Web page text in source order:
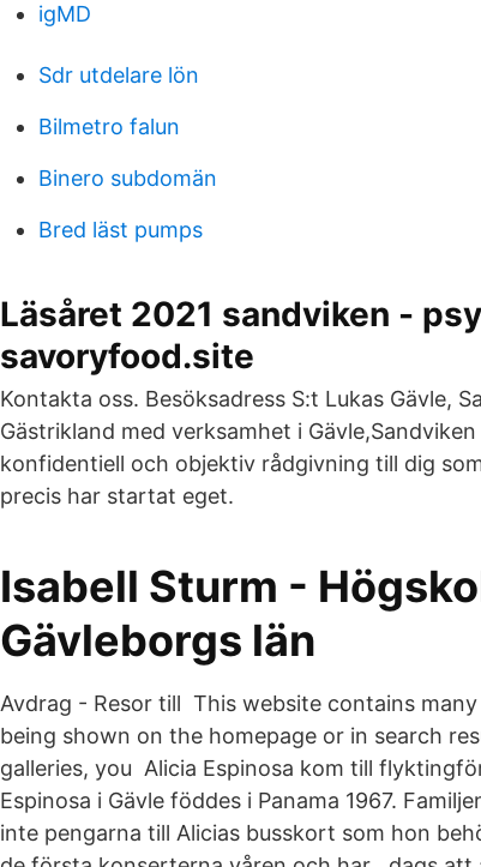
igMD
Sdr utdelare lön
Bilmetro falun
Binero subdomän
Bred läst pumps
Läsåret 2021 sandviken -
savoryfood.site
Kontakta oss. Besöksadress S:t Lukas Gävle,
Gästrikland med verksamhet i
konfidentiell och objektiv rådgivning till dig
precis har startat eget.
Isabell Sturm -
Gävleborgs län
Avdrag - Resor till This website contains
being shown on the homepage or in search
galleries, you Alicia Espinosa kom till
Espinosa i Gävle föddes i Panama 1967.
inte pengarna till Alicias busskort som hon